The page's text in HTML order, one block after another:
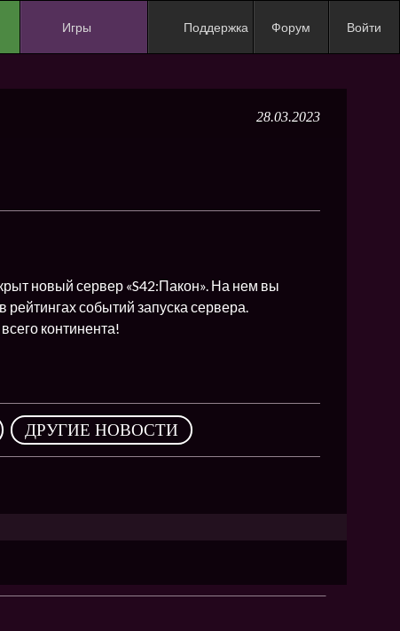
Игры
NEW
NEW
NEW
Поддержка Форум Войти
28.03.2023
новый сервер «S42:Пакон». На нем вы
рейтингах событий запуска сервера.
континента!
, ДРУГИЕ НОВОСТИ